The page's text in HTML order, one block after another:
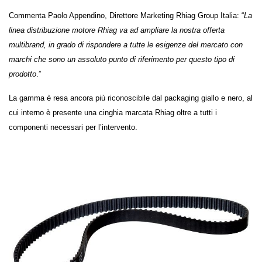
Commenta Paolo Appendino, Direttore Marketing Rhiag Group Italia: “La
linea distribuzione motore Rhiag va ad ampliare la nostra offerta
multibrand, in grado di rispondere a tutte le esigenze del mercato con
marchi che sono un assoluto punto di riferimento per questo tipo di
prodotto.”
La gamma è resa ancora più riconoscibile dal packaging giallo e nero, al
cui interno è presente una cinghia marcata Rhiag oltre a tutti i
componenti necessari per l’intervento.